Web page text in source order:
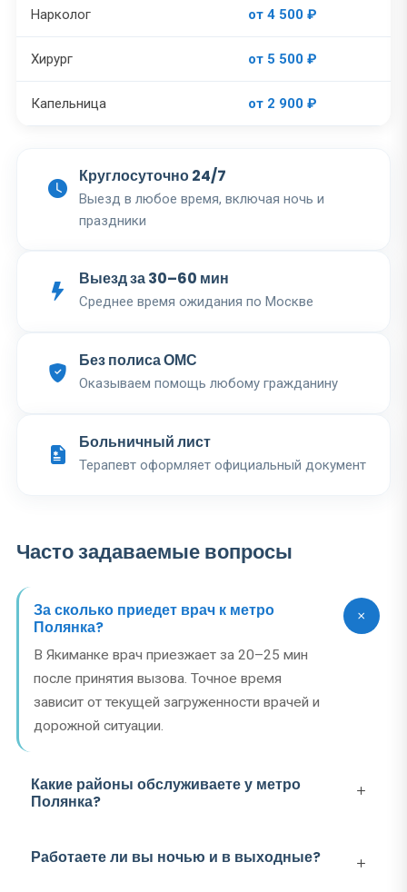
Нарколог от 4 500 ₽
Хирург от 5 500 ₽
Капельница от 2 900 ₽
Круглосуточно 24/7
Выезд в любое время, включая ночь и
праздники
Выезд за 30–60 мин
Среднее время ожидания по Москве
Без полиса ОМС
Оказываем помощь любому гражданину
Больничный лист
Терапевт оформляет официальный документ
Часто задаваемые вопросы
За сколько приедет врач к метро
Полянка?
В Якиманке врач приезжает за 20–25 мин
после принятия вызова. Точное время
зависит от текущей загруженности врачей и
дорожной ситуации.
Какие районы обслуживаете у метро
Полянка?
Работаете ли вы ночью и в выходные?